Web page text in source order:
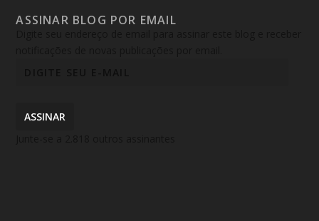
ASSINAR BLOG POR EMAIL
ASSINAR